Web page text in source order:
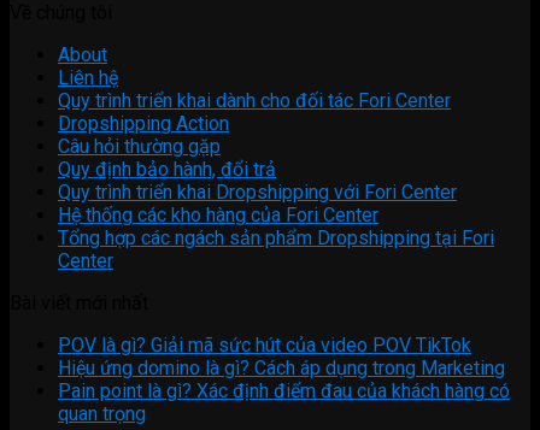
About
Liên hệ
Quy trình triển khai dành cho đối tác Fori Center
Dropshipping Action
Câu hỏi thường gặp
Quy định bảo hành, đổi trả
Quy trình triển khai Dropshipping với Fori Center
Hệ thống các kho hàng của Fori Center
Tổng hợp các ngách sản phẩm Dropshipping tại Fori
Center
POV là gì? Giải mã sức hút của video POV TikTok
Hiệu ứng domino là gì? Cách áp dụng trong Marketing
Pain point là gì? Xác định điểm đau của khách hàng có
quan trọng